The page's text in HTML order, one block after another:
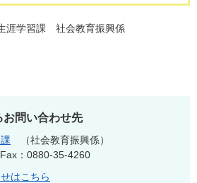
学習課 社会教育振興係
お問い合わせ先
社会教育振興係
Fax：0880-35-4260
はこちら